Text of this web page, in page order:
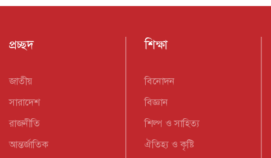
প্রচ্ছদ
জাতীয়
সারাদেশ
রাজনীতি
আন্তর্জাতিক
শিক্ষা
বিনোদন
বিজ্ঞান
শিল্প ও সাহিত্য
ঐতিহ্য ও কৃষ্টি